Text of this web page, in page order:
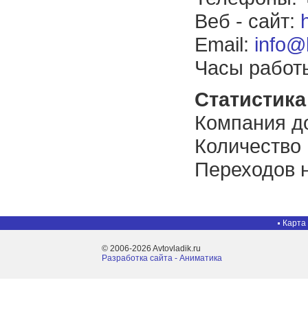
Веб - сайт:
Email:
Часы
Компания
Переходов
Карта
© 2006-2026 Avtovladik.ru
Разработка сайта - Aниматика